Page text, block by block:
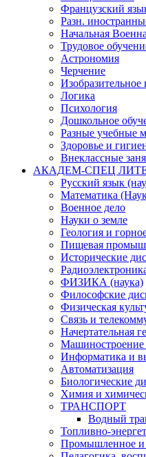
Французский
Разн.
Начальная
Трудовое
Астрономия
Черчение
Изобразительное
Логика
Психология
Дошкольное
Разные учебные
Здоровье и
Внеклассные
АКАДЕМ-СПЕЦ
Русский язык
Математика
Военное дело
Науки о земле
Геология и
Пищевая
Исторические
ФИЗИКА (наука)
Философские
Физическая
Связь и
Начертательная
Машиностроение
Информатика и
Автоматизация
Биологические
Химия и
ТРАНСПОРТ
Водный
Топливно-
Промышленное и